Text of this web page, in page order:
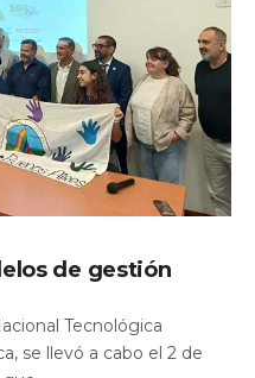
de gestión
Tecnológica
se llevó a cabo el 2 de